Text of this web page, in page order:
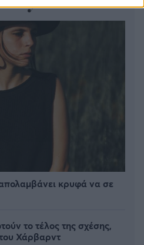
κρυφά να σε
το τέλος της σχέσης,
Χάρβαρντ